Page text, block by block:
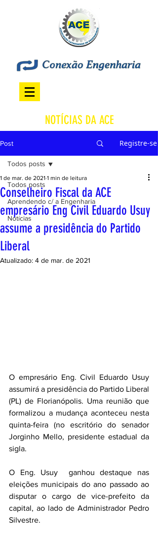
NOTÍCIAS DA ACE
Post Registre-se
Todos posts
Aprendendo c/ a Engenharia
Notícias
Todos posts
Conselheiro Fiscal da ACE
empresário Eng Civil Eduardo Usuy
assume a presidência do Partido
Liberal
1 de mar. de 2021 1 min de leitura
Atualizado: 4 de mar. de 2021
O empresário Eng. Civil Eduardo Usuy
assumirá a presidência do Partido Liberal
(PL) de Florianópolis. Uma reunião que
formalizou a mudança aconteceu nesta
quinta-feira (no escritório do senador
Jorginho Mello, presidente estadual da
sigla.
O Eng. Usuy  ganhou destaque nas
eleições municipais do ano passado ao
disputar o cargo de vice-prefeito da
capital, ao lado de Administrador Pedro
Silvestre.